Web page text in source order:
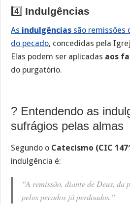
4️⃣ Indulgências
As indulgências são remissões
do pecado, concedidas pela
Elas podem ser aplicadas aos
do purgatório.
? Entendendo as
sufrágios pelas almas
Segundo o Catecismo (CIC
indulgência é:
“A remissão, diante de Deus, da
pelos pecados já perdoados.”